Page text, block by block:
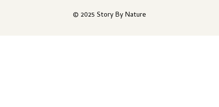
© 2025 Story By Nature